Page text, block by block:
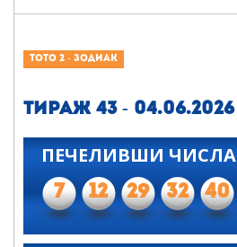
ТОТО 2 - ЗОДИАК
Тираж 43 - 04.06.2026
ПЕЧЕЛИВШИ ЧИСЛА
7 12 29 32 40